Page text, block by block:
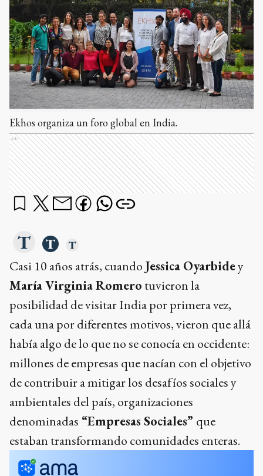
Ekhos organiza un foro global en India.
Ads
Casi 10 años atrás, cuando Jessica Oyarbidey
María Virginia Romero tuvieron la
posibilidad de visitar India por primera vez,
cada una por diferentes motivos, vieron que allá
había algo de lo que no se conocía en occidente:
millones de empresas que nacían con el objetivo
de contribuir a mitigar los desafíos sociales y
ambientales del país, organizaciones
denominadas “Empresas Sociales” que
estaban transformando comunidades enteras.